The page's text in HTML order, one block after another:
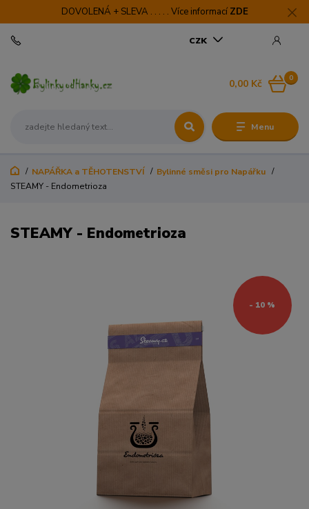
DOVOLENÁ + SLEVA . . . . . Více informací ZDE
Menu
CZK
0
0,00 Kč
NAPÁŘKA a TĚHOTENSTVÍ
Bylinné směsi pro Napářku
STEAMY - Endometrioza
STEAMY - Endometrioza
- 10 %